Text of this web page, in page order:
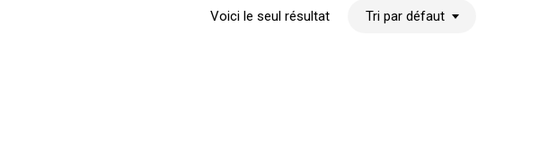
Voici le seul résultat Tri par défaut